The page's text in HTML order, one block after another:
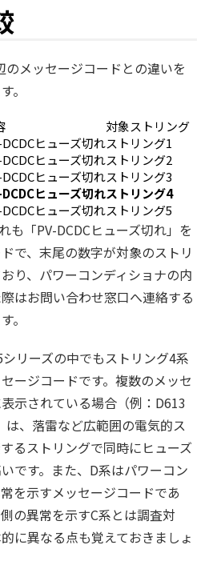
のメッセージコードとの違いを
。
対象ストリング
ヒューズ切れストリング1
ヒューズ切れストリング2
ヒューズ切れストリング3
ヒューズ切れストリング4
ヒューズ切れストリング5
も「PV-DCDCヒューズ切れ」を
で、末尾の数字が対象のストリ
り、パワーコンディショナの内
はお問い合わせ窓口へ連絡する
。
リーズの中でもストリング4系
ージコードです。複数のメッセ
示されている場合（例：D613
は、落雷など広範囲の電気的ス
るストリングで同時にヒューズ
です。また、D系はパワーコン
を示すメッセージコードであ
の異常を示すC系とは調査対
に異なる点も覚えておきましょ